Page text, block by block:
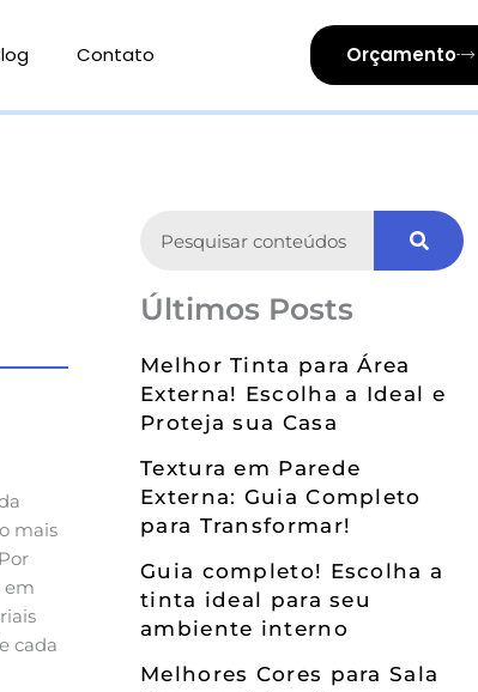
Contato Orçamento
mais
em
cada
Últimos Posts
Melhor Tinta para Área
Externa! Escolha a Ideal e
Proteja sua Casa
Textura em Parede
Externa: Guia Completo
para Transformar!
Guia completo! Escolha a
tinta ideal para seu
ambiente interno
Melhores Cores para Sala